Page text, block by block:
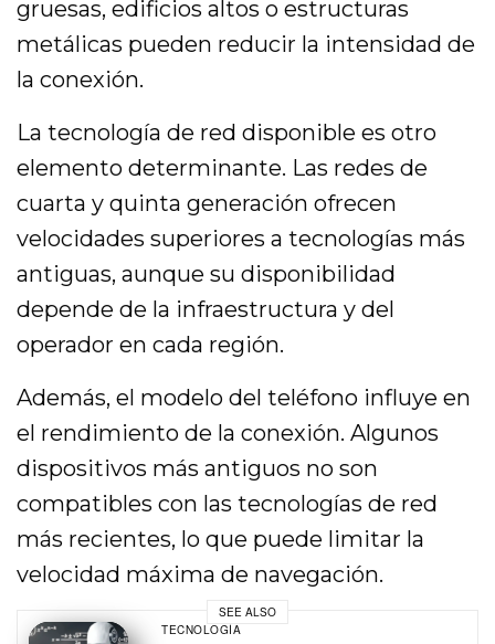
gruesas, edificios altos o estructuras
metálicas pueden reducir la intensidad de
la conexión.
La tecnología de red disponible es otro
elemento determinante. Las redes de
cuarta y quinta generación ofrecen
velocidades superiores a tecnologías más
antiguas, aunque su disponibilidad
depende de la infraestructura y del
operador en cada región.
Además, el modelo del teléfono influye en
el rendimiento de la conexión. Algunos
dispositivos más antiguos no son
compatibles con las tecnologías de red
más recientes, lo que puede limitar la
velocidad máxima de navegación.
SEE ALSO
TECNOLOGÍA